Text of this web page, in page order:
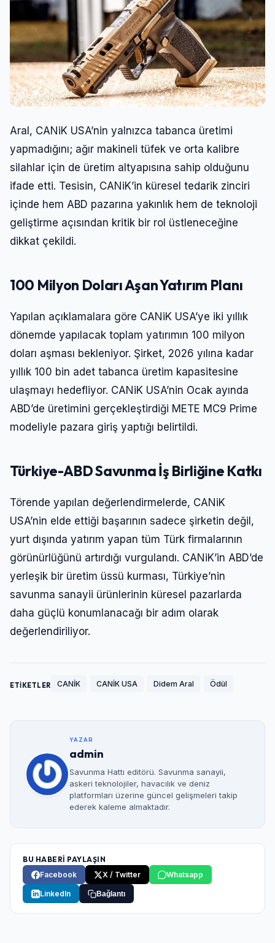
Aral, CANiK USA’nin yalnızca tabanca üretimi
yapmadığını; ağır makineli tüfek ve orta kalibre
silahlar için de üretim altyapısına sahip olduğunu
ifade etti. Tesisin, CANiK’in küresel tedarik zinciri
içinde hem ABD pazarına yakınlık hem de teknoloji
geliştirme açısından kritik bir rol üstleneceğine
dikkat çekildi.
100 Milyon Doları Aşan Yatırım Planı
Yapılan açıklamalara göre CANiK USA’ye iki yıllık
dönemde yapılacak toplam yatırımın 100 milyon
doları aşması bekleniyor. Şirket, 2026 yılına kadar
yıllık 100 bin adet tabanca üretim kapasitesine
ulaşmayı hedefliyor. CANiK USA’nin Ocak ayında
ABD’de üretimini gerçekleştirdiği METE MC9 Prime
modeliyle pazara giriş yaptığı belirtildi.
Türkiye-ABD Savunma İş Birliğine Katkı
Törende yapılan değerlendirmelerde, CANiK
USA’nin elde ettiği başarının sadece şirketin değil,
yurt dışında yatırım yapan tüm Türk firmalarının
görünürlüğünü artırdığı vurgulandı. CANiK’in ABD’de
yerleşik bir üretim üssü kurması, Türkiye’nin
savunma sanayii ürünlerinin küresel pazarlarda
daha güçlü konumlanacağı bir adım olarak
değerlendiriliyor.
ETİKETLER CANİK CANİK USA Didem Aral Ödül
YAZAR
admin
Savunma Hattı editörü. Savunma sanayii,
askeri teknolojiler, havacılık ve deniz
platformları üzerine güncel gelişmeleri takip
ederek kaleme almaktadır.
BU HABERİ PAYLAŞIN
Facebook
X / Twitter Whatsapp
LinkedIn Bağlantı